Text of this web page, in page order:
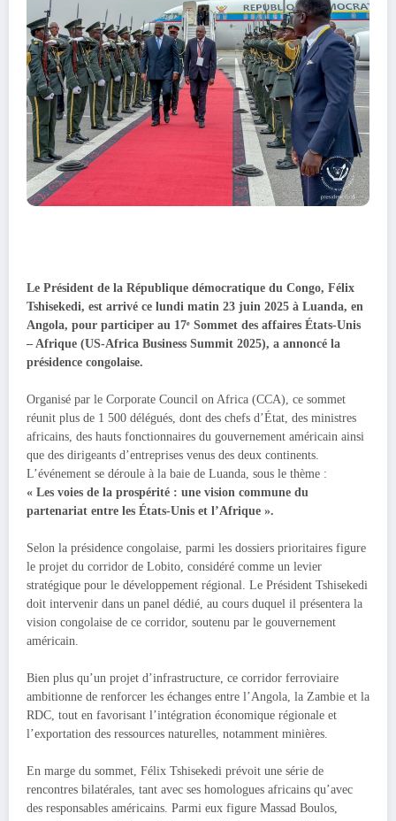
Le Président de la République démocratique du Congo, Félix
Tshisekedi, est arrivé ce lundi matin 23 juin 2025 à Luanda, en
Angola, pour participer au 17ᵉ Sommet des affaires États-Unis
– Afrique (US-Africa Business Summit 2025), a annoncé la
présidence congolaise.
Organisé par le Corporate Council on Africa (CCA), ce sommet
réunit plus de 1 500 délégués, dont des chefs d’État, des ministres
africains, des hauts fonctionnaires du gouvernement américain ainsi
que des dirigeants d’entreprises venus des deux continents.
L’événement se déroule à la baie de Luanda, sous le thème :
« Les voies de la prospérité : une vision commune du
partenariat entre les États-Unis et l’Afrique ».
Selon la présidence congolaise, parmi les dossiers prioritaires figure
le projet du corridor de Lobito, considéré comme un levier
stratégique pour le développement régional. Le Président Tshisekedi
doit intervenir dans un panel dédié, au cours duquel il présentera la
vision congolaise de ce corridor, soutenu par le gouvernement
américain.
Bien plus qu’un projet d’infrastructure, ce corridor ferroviaire
ambitionne de renforcer les échanges entre l’Angola, la Zambie et la
RDC, tout en favorisant l’intégration économique régionale et
l’exportation des ressources naturelles, notamment minières.
En marge du sommet, Félix Tshisekedi prévoit une série de
rencontres bilatérales, tant avec ses homologues africains qu’avec
des responsables américains. Parmi eux figure Massad Boulos,